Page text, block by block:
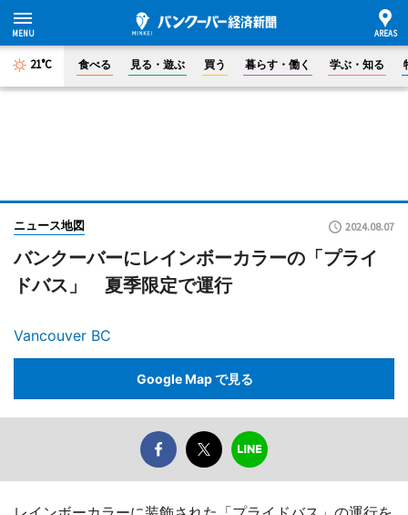
21°C 食べる 見る・遊ぶ 買う 暮らす・働く 学ぶ・知る
ニュース地図 2024.08.07
バンクーバーにレインボーカラーの「プライ
ドバス」 夏季限定で運行
Vancouver BC
Google Map で見る